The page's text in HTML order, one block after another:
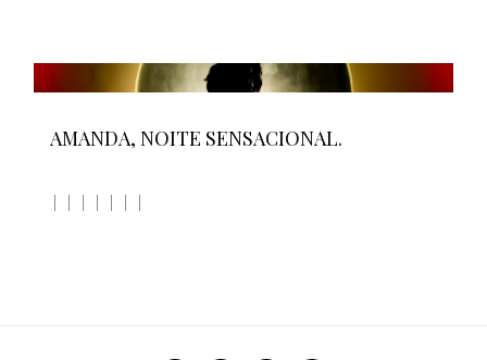
AMANDA, NOITE SENSACIONAL.